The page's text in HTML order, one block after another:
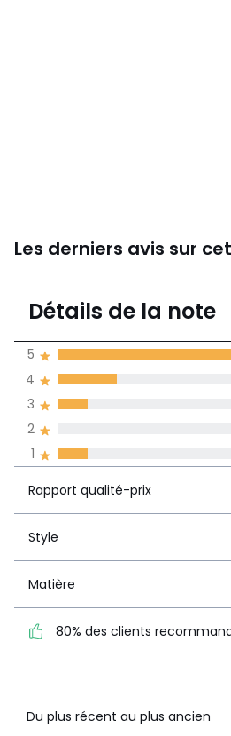
Les derniers avis sur
4,2
dans
1 1
2
3 1
4
5
Détails de la note
1
2
3
4
5
Rapport qualité-prix
Style
Matière
80% des clients
Du plus récent au plus ancien